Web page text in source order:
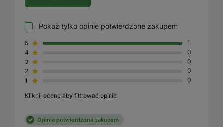
Pokaż tylko opinie potwierdzone zakupem
5
1
4
0
3
0
2
0
1
0
Kliknij ocenę aby filtrować opinie
Opinia potwierdzona zakupem